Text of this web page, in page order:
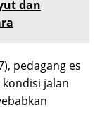
dan
pedagang es
jalan